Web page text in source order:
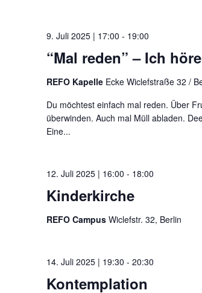
“Mal reden” – Ich
9. Juli 2025 | 17:00 - 19:00
REFO Kapelle Ecke Wiclefstraße 32 /
Du möchtest einfach mal reden. Über
überwinden. Auch mal Müll abladen.
Eine...
Kinderkirche
12. Juli 2025 | 16:00 - 18:00
REFO Campus Wiclefstr. 32, Berlin
Kontemplation
14. Juli 2025 | 19:30 - 20:30